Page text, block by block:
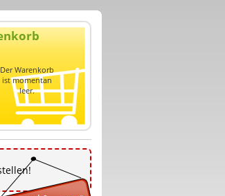
Der Warenkorb
ist momentan
leer.